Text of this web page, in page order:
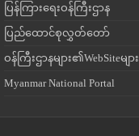
ပြန်ကြားရေးဝန်ကြီးဌာန
ပြည်ထောင်စုလွှတ်တော်
ဝန်ကြီးဌာနများ၏WebSiteများ
Myanmar National Portal